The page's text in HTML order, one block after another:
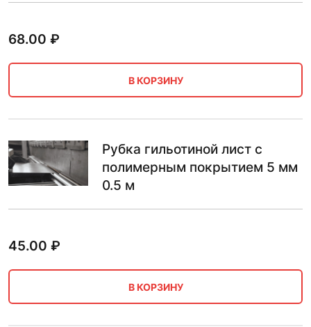
68.00 ₽
В КОРЗИНУ
Рубка гильотиной лист с
полимерным покрытием 5 мм
0.5 м
45.00 ₽
В КОРЗИНУ